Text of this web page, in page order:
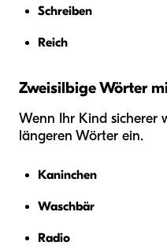
Schreiben
Reich
Zweisilbige Wörter
Wenn Ihr Kind sicherer
längeren Wörter ein.
Kaninchen
Waschbär
Radio